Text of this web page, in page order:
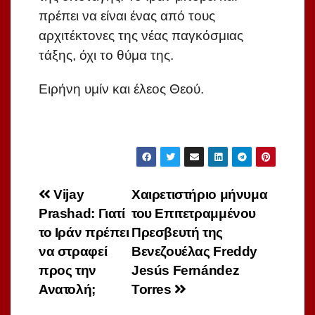
πρέπει να είναι ένας από τους
αρχιτέκτονες της νέας παγκόσμιας
τάξης, όχι το θύμα της.
Ειρήνη υμίν και έλεος Θεού.
Πλοήγηση
άρθρων
Χαιρετιστήριο μήνυμα
του Επιτετραμμένου
Πρεσβευτή της
Βενεζουέλας Freddy
Jesús Fernández
Torres
Vijay
Prashad: Γιατί
το Ιράν πρέπει
να στραφεί
προς την
Ανατολή;